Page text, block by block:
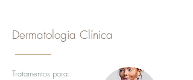
Dermatologia Clínica
Tratamentos para: